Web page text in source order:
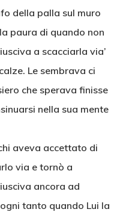
della palla sul muro
paura di quando non
a scacciarla via’
Le sembrava ci
che sperava finisse
nella sua mente
aveva accettato di
via e tornò a
ancora ad
tanto quando Lui la